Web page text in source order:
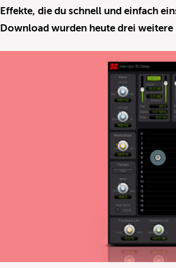
Effekte, die du schnell und einfach
Download wurden heute drei